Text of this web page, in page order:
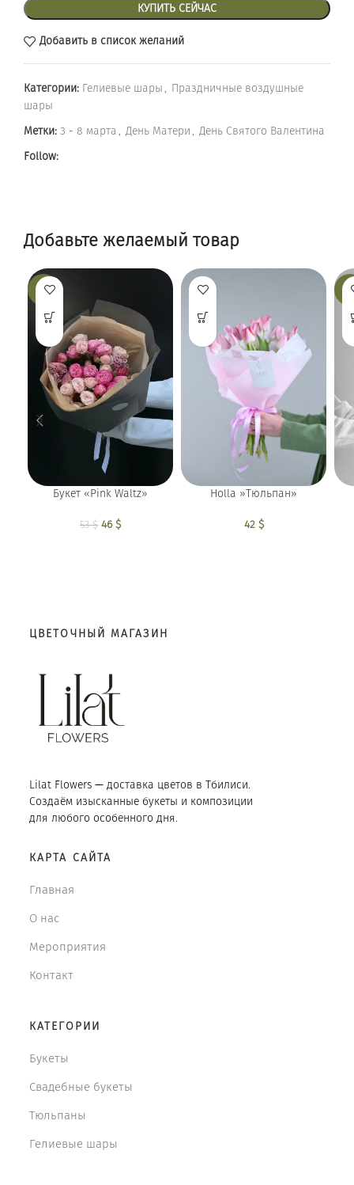
КУПИТЬ СЕЙЧАС
Добавить в список желаний
Категории: Гелиевые шары , Праздничные воздушные
шары
Метки: 3 - 8 марта , День Матери , День Святого Валентина
Follow:
Добавьте желаемый товар
-13%
Букет «Pink Waltz»
53$ Первоначальная
46$
Holla »Тюльпан»
42 $
-
ЦВЕТОЧНЫЙ МАГАЗИН
Lilat Flowers — доставка цветов в Тбилиси.
Создаём изысканные букеты и композиции
для любого особенного дня.
КАРТА САЙТА
Главная
О нас
Мероприятия
Контакт
КАТЕГОРИИ
Букеты
Свадебные букеты
Тюльпаны
Гелиевые шары